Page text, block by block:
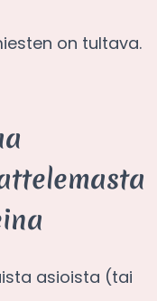
on tultava.
asioista (tai